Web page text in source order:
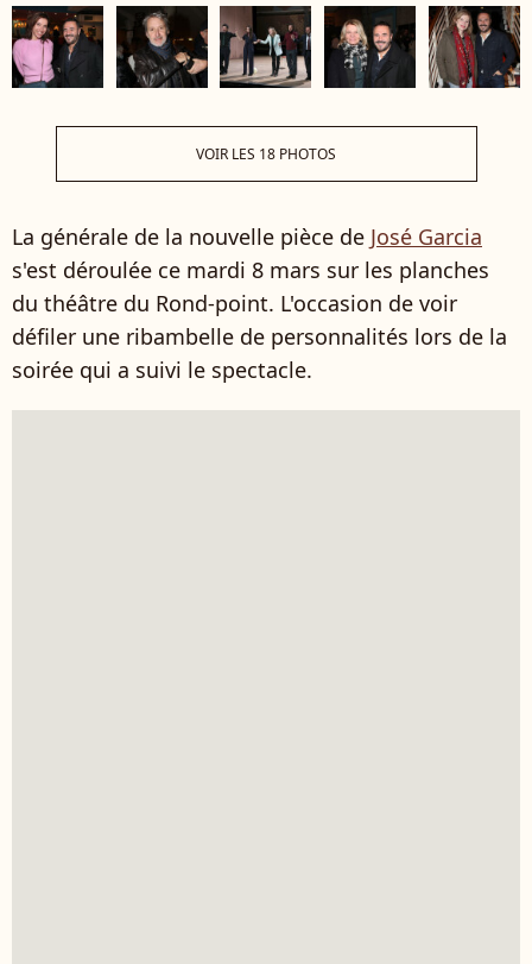
VOIR LES 18 PHOTOS
La générale de la nouvelle pièce de José Garcia
s'est déroulée ce mardi 8 mars sur les planches
du théâtre du Rond-point. L'occasion de voir
défiler une ribambelle de personnalités lors de la
soirée qui a suivi le spectacle.